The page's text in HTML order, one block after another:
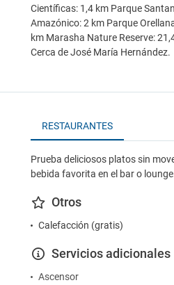
Científicas: 1,4 km Parque
Amazónico: 2 km Parque
km Marasha Nature Reserve:
Cerca de José María Hernández.
RESTAURANTES
Prueba deliciosos platos sin
bebida favorita en el bar o
Otros
Calefacción (gratis)
Servicios adicionales
Ascensor